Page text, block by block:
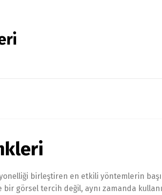
birleştiren en etkili yöntemlerin
görsel tercih değil, aynı zamanda